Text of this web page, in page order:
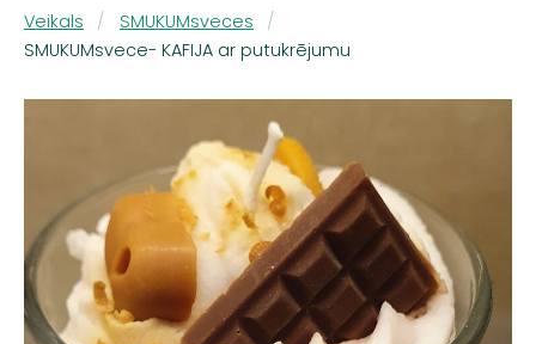
Veikals
SMUKUMsveces
SMUKUMsvece- KAFIJA ar putukrējumu